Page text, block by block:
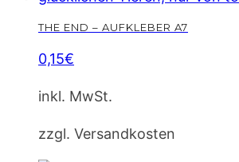
THE END – AUFKLEBER A7
0,15€
inkl. MwSt.
zzgl. Versandkosten